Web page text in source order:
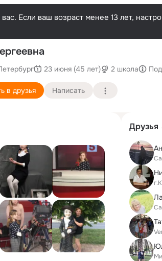
Если ваш возраст менее 13 лет,
23 июня (45 лет) 2 школа
в друзья Написать
Друзья